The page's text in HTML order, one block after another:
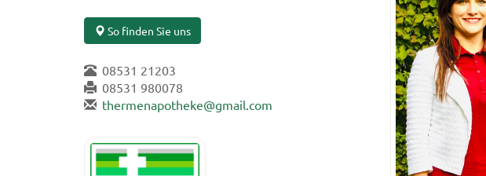
So finden Sie uns
08531 21203
08531 980078
thermenapotheke@gmail.com